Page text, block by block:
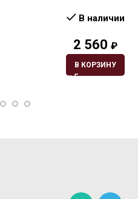
В наличии
2 560 ₽
В КОРЗИНУ